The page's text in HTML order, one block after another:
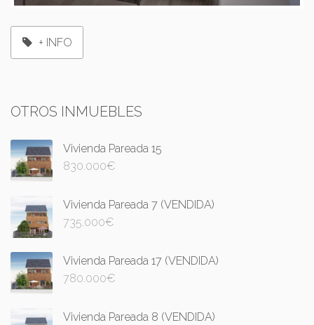
+ INFO
OTROS INMUEBLES
Vivienda Pareada 15
830.000€
Vivienda Pareada 7 (VENDIDA)
735.000€
Vivienda Pareada 17 (VENDIDA)
780.000€
Vivienda Pareada 8 (VENDIDA)